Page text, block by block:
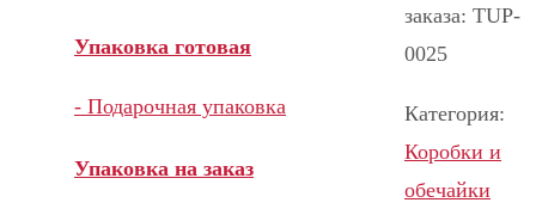
заказа: TUP-
0025
Категория:
Коробки и
обечайки
Упаковка готовая
- Подарочная упаковка
Упаковка на заказ